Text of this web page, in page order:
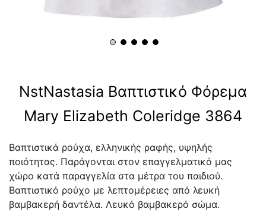
NstNastasia Βαπτιστικό Φόρεμα
Mary Elizabeth Coleridge 3864
Βαπτιστικά ρούχα, ελληνικής ραφής, υψηλής
ποιότητας. Παράγονται στον επαγγελματικό μας
χώρο κατά παραγγελία στα μέτρα του παιδιού.
Βαπτιστικό ρούχο με λεπτομέρειες από λευκή
βαμβακερή δαντέλα. Λευκό βαμβακερό σώμα.